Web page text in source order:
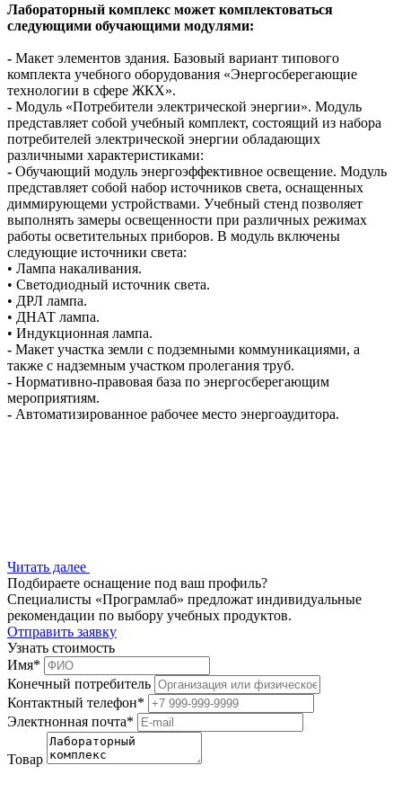
Лабораторный комплекс может комплектоваться
следующими обучающими модулями:
- Макет элементов здания. Базовый вариант типового
комплекта учебного оборудования «Энергосберегающие
технологии в сфере ЖКХ».
- Модуль «Потребители электрической энергии». Модуль
представляет собой учебный комплект, состоящий из набора
потребителей электрической энергии обладающих
различными характеристиками:
- Обучающий модуль энергоэффективное освещение. Модуль
представляет собой набор источников света, оснащенных
диммирующеми устройствами. Учебный стенд позволяет
выполнять замеры освещенности при различных режимах
работы осветительных приборов. В модуль включены
следующие источники света:
• Лампа накаливания.
• Светодиодный источник света.
• ДРЛ лампа.
• ДНАТ лампа.
• Индукционная лампа.
- Макет участка земли с подземными коммуникациями, а
также с надземным участком пролегания труб.
- Нормативно-правовая база по энергосберегающим
мероприятиям.
- Автоматизированное рабочее место энергоаудитора.
Читать далее
Подбираете оснащение под ваш профиль?
Специалисты «Програмлаб» предложат индивидуальные
рекомендации по выбору учебных продуктов.
Отправить заявку
Узнать стоимость
Имя*
Конечный потребитель
Контактный телефон*
Электнонная почта*
Товар